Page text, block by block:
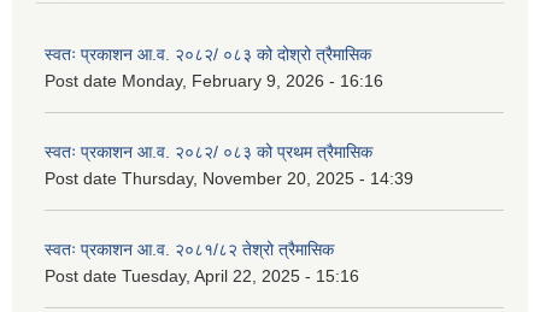
स्वतः प्रकाशन आ.व. २०८२/ ०८३ को दोश्रो त्रैमासिक
Post date Monday, February 9, 2026 - 16:16
स्वतः प्रकाशन आ.व. २०८२/ ०८३ को प्रथम त्रैमासिक
Post date Thursday, November 20, 2025 - 14:39
स्वतः प्रकाशन आ.व. २०८१/८२ तेश्रो त्रैमासिक
Post date Tuesday, April 22, 2025 - 15:16